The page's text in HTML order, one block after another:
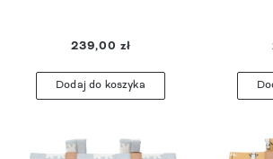
239,00 zł
Dodaj do koszyka